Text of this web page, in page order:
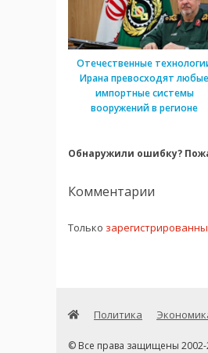
Отечественные
Ирана превосходят любые
импортные системы
вооружений в регионе
Обнаружили ошибку?
Комментарии
Только
Политика
© Все права защищены 2002-